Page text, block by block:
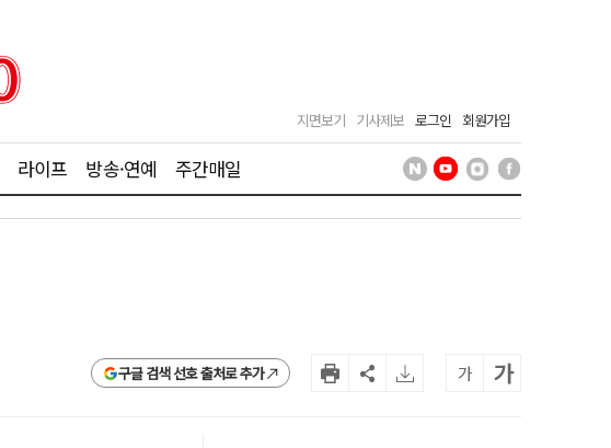
지면보기 기사제보 로그인 회원가입
라이프 방송·연예 주간매일
구글 검색 선호 출처로 추가 가 가